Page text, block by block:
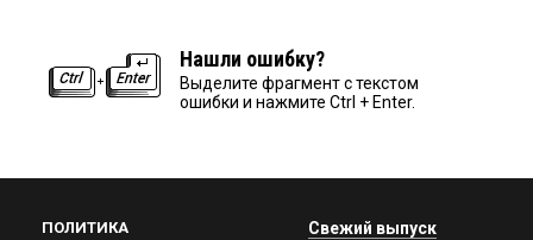
Нашли ошибку?
Выделите фрагмент с текстом
ошибки и нажмите Ctrl + Enter.
ПОЛИТИКА Свежий выпуск